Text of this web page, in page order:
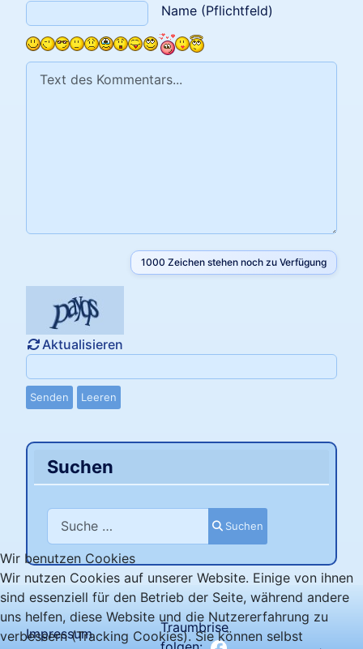
Name (Pflichtfeld)
Text des Kommentars
1000 Zeichen stehen noch zu Verfügung
Aktualisieren
Senden Leeren
Suchen
Suchen
Suchen
Impressum
Traumbrise
Wir benutzen Cookies
Wir nutzen Cookies auf unserer Website. Einige von ihnen
sind essenziell für den Betrieb der Seite, während andere
uns helfen, diese Website und die Nutzererfahrung zu
verbessern (Tracking Cookies). Sie können selbst